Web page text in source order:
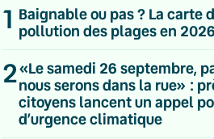
1 Baignable ou pas ? La carte
pollution des plages en 2026
2«Le samedi 26 septembre,
nous serons dans la rue» :
citoyens lancent un appel
d’urgence climatique